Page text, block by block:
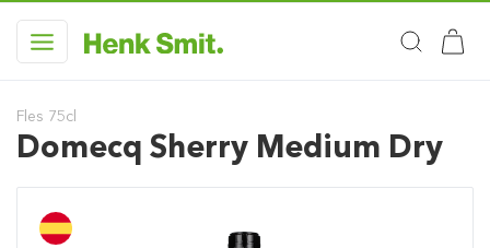
Fles 75cl
Domecq Sherry Medium Dry